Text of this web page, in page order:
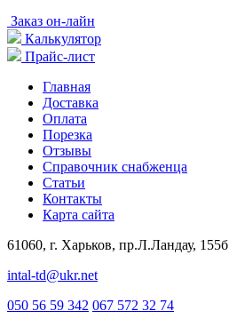
Заказ он-лайн
Калькулятор
Прайс-лист
Главная
Доставка
Оплата
Порезка
Отзывы
Справочник снабженца
Статьи
Контакты
Карта сайта
61060, г. Харьков, пр.Л.Ландау, 155б
intal-td@ukr.net
050 56 59 342 067 572 32 74